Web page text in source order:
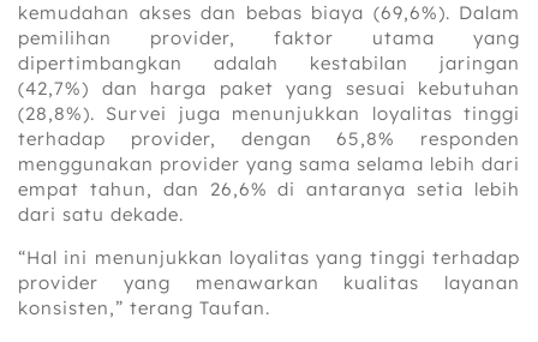
kemudahan akses dan bebas biaya (69,6%). Dalam
pemilihan provider, faktor utama yang
dipertimbangkan adalah kestabilan jaringan
(42,7%) dan harga paket yang sesuai kebutuhan
(28,8%). Survei juga menunjukkan loyalitas tinggi
terhadap provider, dengan 65,8% responden
menggunakan provider yang sama selama lebih dari
empat tahun, dan 26,6% di antaranya setia lebih
dari satu dekade.
“Hal ini menunjukkan loyalitas yang tinggi terhadap
provider yang menawarkan kualitas layanan
konsisten,” terang Taufan.